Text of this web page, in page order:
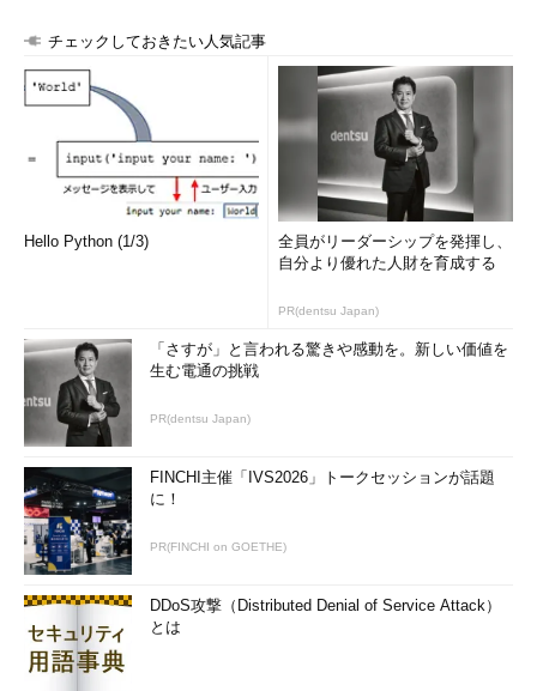
チェックしておきたい人気記事
Hello Python (1/3)
全員がリーダーシップを発揮し、
自分より優れた人財を育成する
PR(dentsu Japan)
「さすが」と言われる驚きや感動を。新しい価値を
生む電通の挑戦
PR(dentsu Japan)
FINCHI主催「IVS2026」トークセッションが話題
に！
PR(FINCHI on GOETHE)
DDoS攻撃（Distributed Denial of Service Attack）
とは